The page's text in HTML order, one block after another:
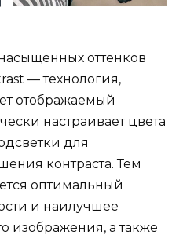
оттенков
— технология,
отображаемый
настраивает цвета
для
контраста. Тем
оптимальный
и наилучшее
изображения, а также